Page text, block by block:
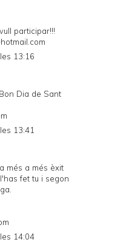
participar!!!
13:16
Dia de Sant
13:41
més a més èxit
fet tu i segon
14:04